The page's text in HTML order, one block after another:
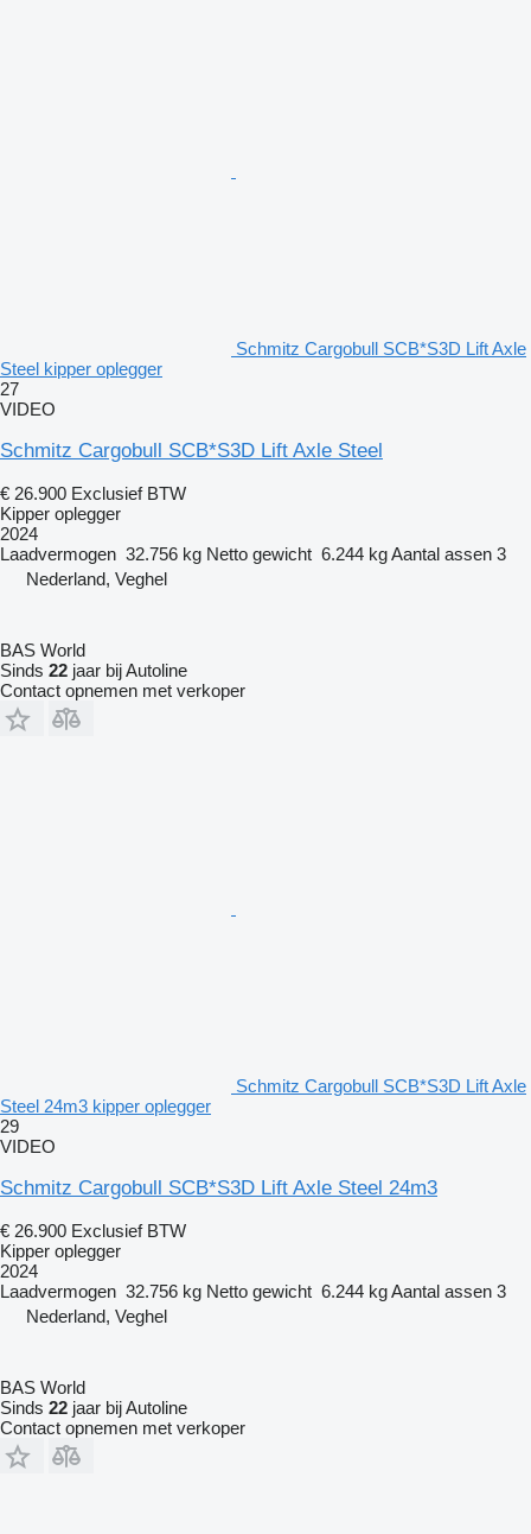
Schmitz Cargobull SCB*S3D Lift Axle
Steel kipper oplegger
27
VIDEO
Schmitz Cargobull SCB*S3D Lift Axle Steel
€ 26.900 Exclusief BTW
Kipper oplegger
2024
Laadvermogen 32.756 kg Netto gewicht 6.244 kgAantal assen 3
Nederland, Veghel
BAS World
Sinds 22 jaar bij Autoline
Contact opnemen met verkoper
Schmitz Cargobull SCB*S3D Lift Axle
Steel 24m3 kipper oplegger
29
VIDEO
Schmitz Cargobull SCB*S3D Lift Axle Steel 24m3
€ 26.900 Exclusief BTW
Kipper oplegger
2024
Laadvermogen 32.756 kg Netto gewicht 6.244 kgAantal assen 3
Nederland, Veghel
BAS World
Sinds 22 jaar bij Autoline
Contact opnemen met verkoper